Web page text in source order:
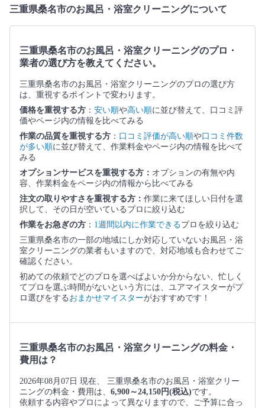
三重県桑名市のお風呂・浴室クリーニングについて
三重県桑名市のお風呂・浴室クリーニングのプロ・
業者の選び方を教えてください。
三重県桑名市のお風呂・浴室クリーニングのプロの選び方
は、重視するポイントで変わります。
価格を重視する方 ： 安い順や高い順に並び替えて、口コミ評
価やページ内の情報を比べてみる
作業の品質を重視する方 ： 口コミ評価が高い順や口コミ件数
が多い順に並び替えて、作業料金やページ内の情報を比べて
みる
オプションサービスを重視する方： オプションの有無や内
容、作業料金をページ内の情報から比べてみる
注文の取りやすさを重視する方： 作業に来てほしい日付を選
択して、その日が空いているプロに絞り込む
作業をお急ぎの方 ： 1週間以内に作業できるプロを絞り込む
三重県桑名市の一部の地域にしか対応していないお風呂・浴
室クリーニングの業者もいますので、対応地域も合わせてご
確認ください。
初めての依頼でどのプロを選べばよいか分からない、忙しく
てプロを選ぶ時間がないという方には、ユアマイスターがプ
ロ選びをする おまかせマイスターがおすすめです！
三重県桑名市のお風呂・浴室クリーニングの料金・
費用は？
2026年08月07日 現在、 三重県桑名市のお風呂・浴室クリー
ニングの料金・費用は、 6,900～24,150円(税込)です。
依頼する内容やプロによって異なりますので、ご予算に合っ